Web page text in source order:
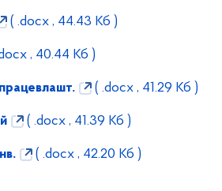
( .docx , 44.43 Кб )
, 40.44 Кб )
( .docx , 41.29 Кб )
( .docx , 41.39 Кб )
( .docx , 42.20 Кб )